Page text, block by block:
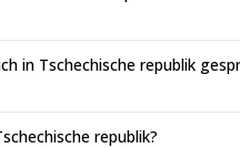
in Tschechische republik
republik?